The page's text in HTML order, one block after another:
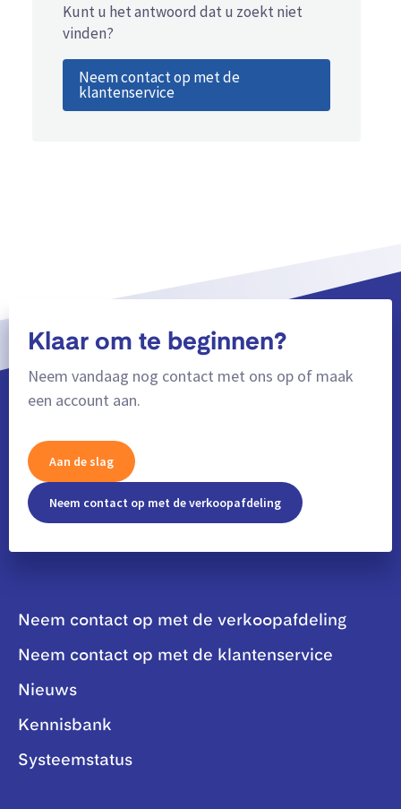
Kunt u het antwoord dat u zoekt niet
vinden?
Neem contact op met de
klantenservice
Klaar om te beginnen?
Neem vandaag nog contact met ons op of maak
een account aan.
Aan de slag
Neem contact op met de verkoopafdeling
Neem contact op met de verkoopafdeling
Neem contact op met de klantenservice
Nieuws
Kennisbank
Systeemstatus